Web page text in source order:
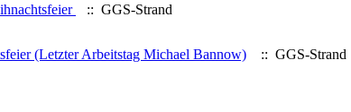
:: GGS-Strand
(Letzter Arbeitstag Michael Bannow) :: GGS-Strand